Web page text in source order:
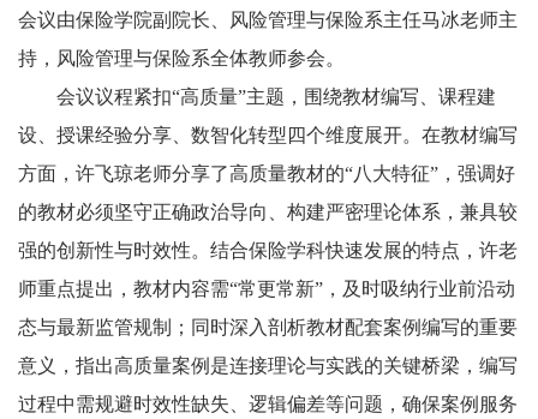
会议由保险学院副院长、风险管理与保险系主任马冰老师主
持，风险管理与保险系全体教师参会。
会议议程紧扣“高质量”主题，围绕教材编写、课程建
设、授课经验分享、数智化转型四个维度展开。在教材编写
方面，许飞琼老师分享了高质量教材的“八大特征”，强调好
的教材必须坚守正确政治导向、构建严密理论体系，兼具较
强的创新性与时效性。结合保险学科快速发展的特点，许老
师重点提出，教材内容需“常更常新”，及时吸纳行业前沿动
态与最新监管规制；同时深入剖析教材配套案例编写的重要
意义，指出高质量案例是连接理论与实践的关键桥梁，编写
过程中需规避时效性缺失、逻辑偏差等问题，确保案例服务